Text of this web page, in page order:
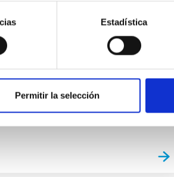
Estadística
Permitir la selección
El mas extendido consiste
galaxias a diferentes distancias
concentra en el otro enfoque,